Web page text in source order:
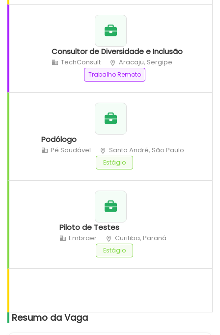
Consultor de Diversidade e Inclusão
TechConsult Aracaju, Sergipe
Trabalho Remoto
Podólogo
Pé Saudável Santo André, São Paulo
Estágio
Piloto de Testes
Embraer Curitiba, Paraná
Estágio
Resumo da Vaga